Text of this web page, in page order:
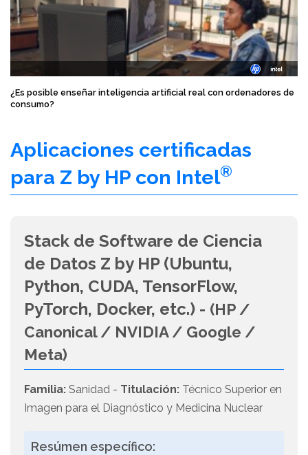
¿Es posible enseñar inteligencia artificial real con ordenadores de
consumo?
Aplicaciones certificadas
para Z by HP con Intel®
Stack de Software de Ciencia
de Datos Z by HP (Ubuntu,
Python, CUDA, TensorFlow,
PyTorch, Docker, etc.) - (HP /
Canonical / NVIDIA / Google /
Meta)
Familia: Sanidad - Titulación: Técnico Superior en
Imagen para el Diagnóstico y Medicina Nuclear
Resúmen específico: